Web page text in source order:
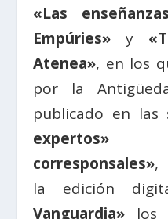
«Las
Empúries» y
Atenea», en los
por la
publicado en las
expertos»
corresponsales»,
la edición
Vanguardia» los